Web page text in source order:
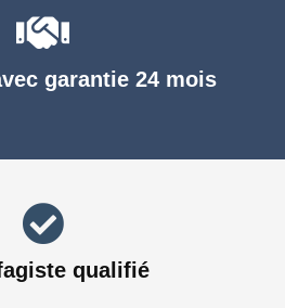
garantie 24 mois
qualifié